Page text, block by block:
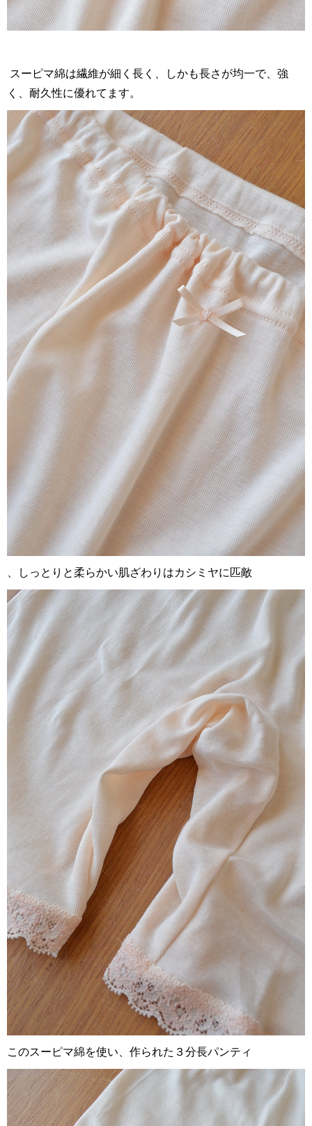
スーピマ綿は繊維が細く長く、しかも長さが均一で、強
く、耐久性に優れてます。
、しっとりと柔らかい肌ざわりはカシミヤに匹敵
このスーピマ綿を使い、作られた３分長パンティ